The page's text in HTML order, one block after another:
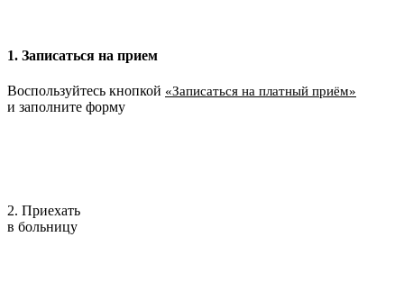
1. Записаться на прием
Воспользуйтесь кнопкой «Записаться на платный приём»
и заполните форму
2. Приехать
в больницу